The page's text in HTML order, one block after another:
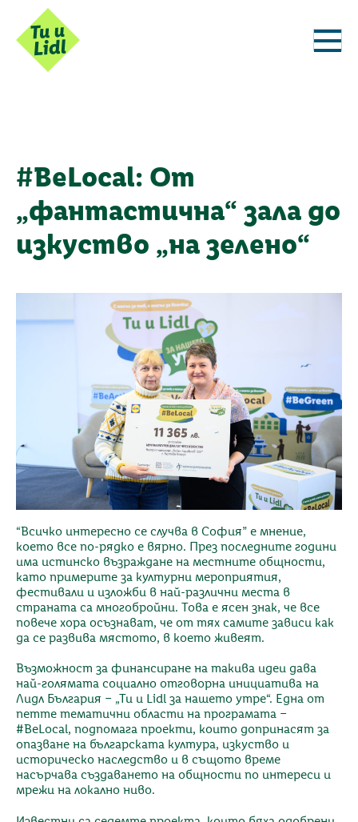
#BeLocal: От
„фантастична“ зала до
изкуство „на зелено“
“Всичко интересно се случва в София” е мнение,
което все по-рядко е вярно. През последните години
има истинско възраждане на местните общности,
като примерите за културни мероприятия,
фестивали и изложби в най-различни места в
страната са многобройни. Това е ясен знак, че все
повече хора осъзнават, че от тях самите зависи как
да се развива мястото, в което живеят.
Възможност за финансиране на такива идеи дава
най-голямата социално отговорна инициатива на
Лидл България – „Ти и Lidl за нашето утре“. Една от
петте тематични области на програмата –
#BeLocal, подпомага проекти, които допринасят за
опазване на българската култура, изкуство и
историческо наследство и в същото време
насърчава създаването на общности по интереси и
мрежи на локално ниво.